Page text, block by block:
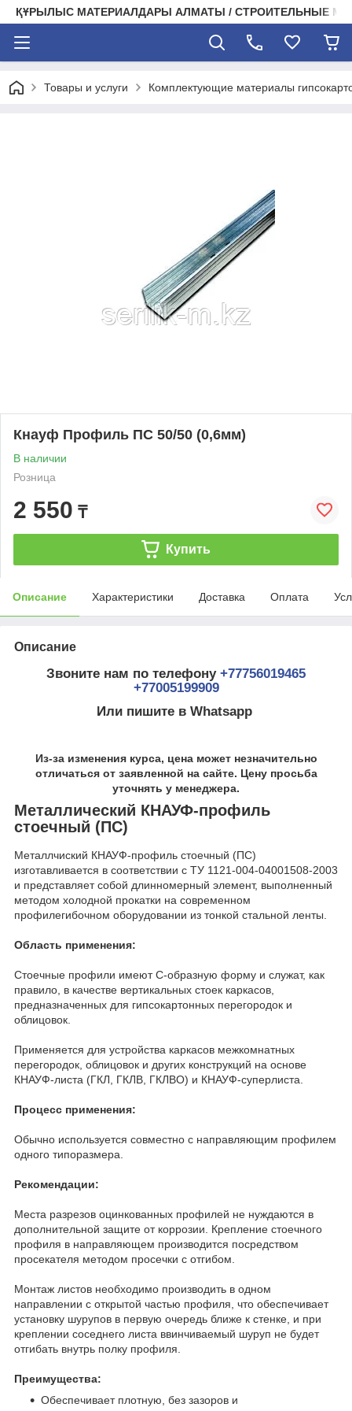
ҚҰРЫЛЫС МАТЕРИАЛДАРЫ АЛМАТЫ / СТРОИТЕЛЬНЫЕ
Товары и услуги Комплектующие материалы
Кнауф Профиль ПС 50/50 (0,6мм)
В наличии
Розница
2 550 ₸
Купить
Описание Характеристики Доставка Оплата
Описание
Звоните нам по телефону +77756019465
+77005199909
Или пишите в Whatsapp
Из-за изменения курса, цена может незначительно
отличаться от заявленной на сайте. Цену просьба
уточнять у менеджера.
Металлический КНАУФ-профиль
стоечный (ПС)
Металлчиский КНАУФ-профиль стоечный (ПС)
изготавливается в соответствии с ТУ 1121-004-04001508-2003
и представляет собой длинномерный элемент, выполненный
методом холодной прокатки на современном
профилегибочном оборудовании из тонкой стальной ленты.
Область применения:
Стоечные профили имеют С-образную форму и служат, как
правило, в качестве вертикальных стоек каркасов,
предназначенных для гипсокартонных перегородок и
облицовок.
Применяется для устройства каркасов межкомнатных
перегородок, облицовок и других конструкций на основе
КНАУФ-листа (ГКЛ, ГКЛВ, ГКЛВО) и КНАУФ-суперлиста.
Процесс применения:
Обычно используется совместно с направляющим профилем
одного типоразмера.
Рекомендации:
Места разрезов оцинкованных профилей не нуждаются в
дополнительной защите от коррозии. Крепление стоечного
профиля в направляющем производится посредством
просекателя методом просечки с отгибом.
Монтаж листов необходимо производить в одном
направлении с открытой частью профиля, что обеспечивает
установку шурупов в первую очередь ближе к стенке, и при
креплении соседнего листа ввинчиваемый шуруп не будет
отгибать внутрь полку профиля.
Преимущества:
Обеспечивает плотную, без зазоров и